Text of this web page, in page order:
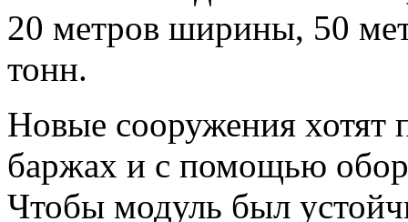
20 метров ширины, 50
тонн.
Новые сооружения хотят
баржах и с помощью
Чтобы модуль был